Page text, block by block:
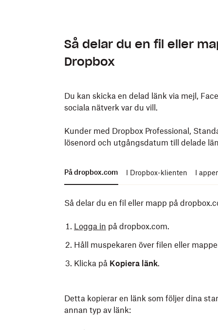
Så delar du en fil eller
Dropbox
Du kan skicka en delad länk via mejl,
sociala nätverk var du vill.
Kunder med Dropbox Professional ,
lösenord och utgångsdatum till delade
På dropbox.com I Dropbox-klienten I
Så delar du en fil eller mapp på
Logga in på dropbox.com.
Håll muspekaren över filen eller
Klicka på Kopiera länk.
Detta kopierar en länk som följer dina
annan typ av länk: